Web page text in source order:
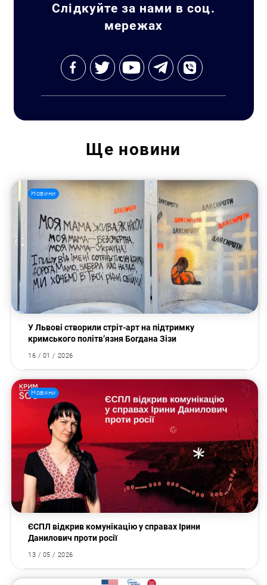
Пошук за запитом:
Слідкуйте за нами в соц.
мережах
Ще новини
Новини
У Львові створили стріт-арт на підтримку
кримського політв’язня Богдана Зізи
16 / 01 / 2026
Новини
ЄСПЛ відкрив комунікацію у справах Ірини
Данилович проти росії
13 / 05 / 2026